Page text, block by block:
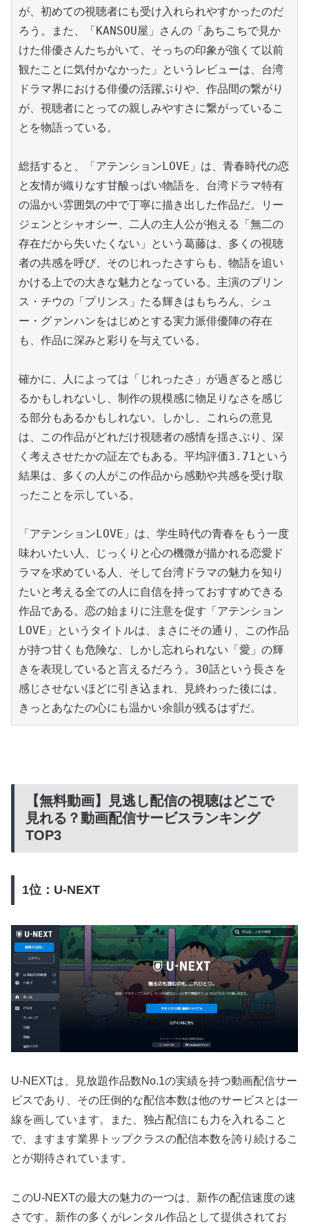
が、初めての視聴者にも受け入れられやすかったのだ
ろう。また、「KANSOU屋」さんの「あちこちで見か
けた俳優さんたちがいて、そっちの印象が強くて以前
観たことに気付かなかった」というレビューは、台湾
ドラマ界における俳優の活躍ぶりや、作品間の繋がり
が、視聴者にとっての親しみやすさに繋がっているこ
とを物語っている。
総括すると、「アテンションLOVE」は、青春時代の恋
と友情が織りなす甘酸っぱい物語を、台湾ドラマ特有
の温かい雰囲気の中で丁寧に描き出した作品だ。リー
ジェンとシャオシー、二人の主人公が抱える「無二の
存在だから失いたくない」という葛藤は、多くの視聴
者の共感を呼び、そのじれったさすらも、物語を追い
かける上での大きな魅力となっている。主演のプリン
ス・チウの「プリンス」たる輝きはもちろん、シュ
ー・グァンハンをはじめとする実力派俳優陣の存在
も、作品に深みと彩りを与えている。
確かに、人によっては「じれったさ」が過ぎると感じ
るかもしれないし、制作の規模感に物足りなさを感じ
る部分もあるかもしれない。しかし、これらの意見
は、この作品がどれだけ視聴者の感情を揺さぶり、深
く考えさせたかの証左でもある。平均評価3.71という
結果は、多くの人がこの作品から感動や共感を受け取
ったことを示している。
「アテンションLOVE」は、学生時代の青春をもう一度
味わいたい人、じっくりと心の機微が描かれる恋愛ド
ラマを求めている人、そして台湾ドラマの魅力を知り
たいと考える全ての人に自信を持っておすすめできる
作品である。恋の始まりに注意を促す「アテンション
LOVE」というタイトルは、まさにその通り、この作品
が持つ甘くも危険な、しかし忘れられない「愛」の輝
きを表現していると言えるだろう。30話という長さを
感じさせないほどに引き込まれ、見終わった後には、
きっとあなたの心にも温かい余韻が残るはずだ。
【無料動画】見逃し配信の視聴はどこで
見れる？動画配信サービスランキング
TOP3
1位：U-NEXT
U-NEXTは、見放題作品数No.1の実績を持つ動画配信サー
ビスであり、その圧倒的な配信本数は他のサービスとは一
線を画しています。また、独占配信にも力を入れること
で、ますます業界トップクラスの配信本数を誇り続けるこ
とが期待されています。
このU-NEXTの最大の魅力の一つは、新作の配信速度の速
さです。新作の多くがレンタル作品として提供されてお